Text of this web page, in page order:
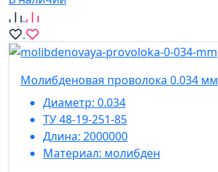
Молибденовая проволока 0.034 мм
Диаметр: 0.034
ТУ 48-19-251-85
Длина: 2000000
Материал: молибден